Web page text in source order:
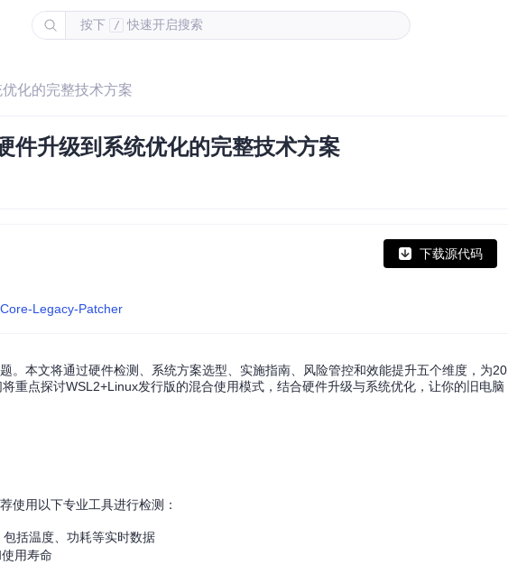
按下 / 快速开启搜索
化的完整技术方案
件升级到系统优化的完整技术方案
下载源代码
Legacy-Patcher
。本文将通过硬件检测、系统方案选型、实施指南、风险管控和效能提升五个维度，为20
重点探讨WSL2+Linux发行版的混合使用模式，结合硬件升级与系统优化，让你的旧电脑
使用以下专业工具进行检测：
括温度、功耗等实时数据
用寿命